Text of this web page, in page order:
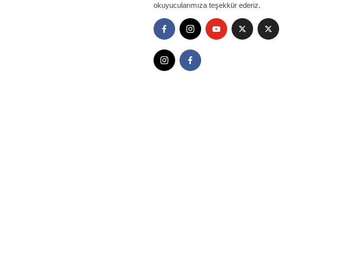
okuyucularımıza teşekkür ederiz.